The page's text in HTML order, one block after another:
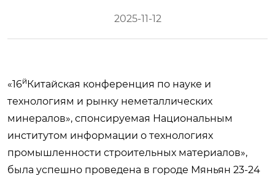
2025-11-12
«16йКитайская конференция по науке и
технологиям и рынку неметаллических
минералов», спонсируемая Национальным
институтом информации о технологиях
промышленности строительных материалов»,
была успешно проведена в городе Мяньян 23-24